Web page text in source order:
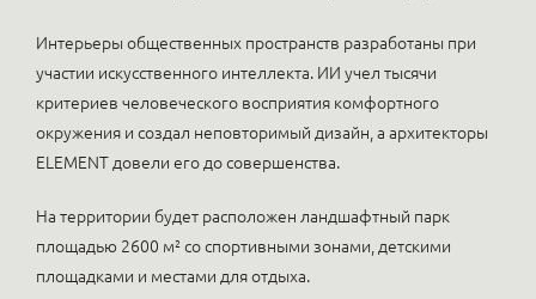
Интерьеры общественных пространств разработаны при
участии искусственного интеллекта. ИИ учел тысячи
критериев человеческого восприятия комфортного
окружения и создал неповторимый дизайн, а архитекторы
ELEMENT довели его до совершенства.
На территории будет расположен ландшафтный парк
площадью 2600 м² со спортивными зонами, детскими
площадками и местами для отдыха.